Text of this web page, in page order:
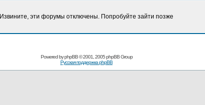
Извините, эти форумы отключены. Попробуйте зайти позже
Powered byphpBB© 2001, 2005 phpBB Group
Русская поддержка phpBB